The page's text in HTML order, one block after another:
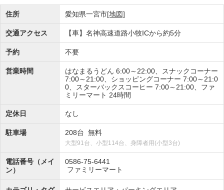
住所 愛知県一宮市[地図]
交通アクセス 【車】名神高速道路小牧ICから約5分
予約 不要
営業時間
はなまるうどん 6:00～22:00、スナックコーナー
7:00～21:00、ショッピングコーナー 7:00～21:0
0、スターバックスコーヒー 7:00～21:00、ファ
ミリーマート 24時間
定休日 なし
駐車場 208台 無料
大型91台、小型114台、身障者用(小型3台)
電話番号（メイ
ン）
0586-75-6441
ファミリーマート